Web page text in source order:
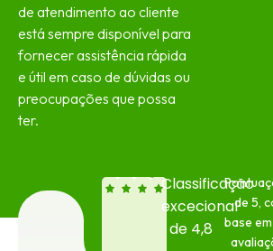
de atendimento ao cliente
está sempre disponível para
fornecer assistência rápida
e útil em caso de dúvidas ou
preocupações que possa
ter.
Classificação
excecional
de 4,8
de 5,
base